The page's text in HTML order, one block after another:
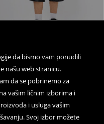
da bismo vam ponudili
našu web stranicu.
da se pobrinemo za
vašim ličnim izborima i
i usluga vašim
Svoj izbor možete
s uzorkom
BAM